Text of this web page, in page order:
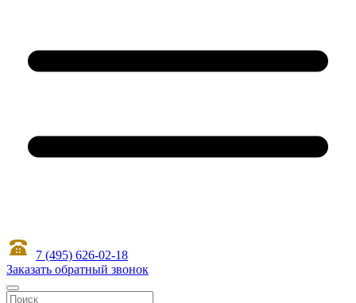
7 (495) 626-02-18
Заказать обратный звонок